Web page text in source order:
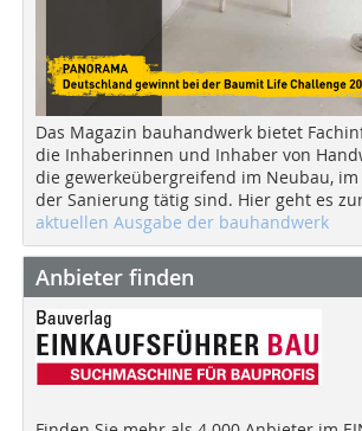
Das Magazin bauhandwerk bietet
die Inhaberinnen und Inhaber von
die gewerkeübergreifend im Neubau,
der Sanierung tätig sind. Hier geht es
aktuellen Ausgabe der bauhandwerk
Anbieter finden